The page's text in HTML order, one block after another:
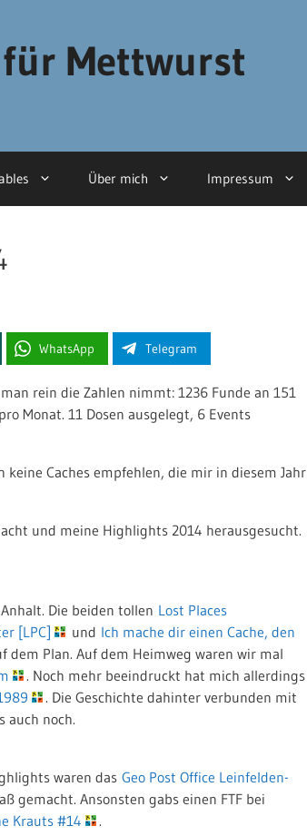
Mettwurst
Über mich Impressum
WhatsApp Telegram
rein die Zahlen nimmt: 1236 Funde an 151
Monat. 11 Dosen ausgelegt, 6 Events
Caches empfehlen, die mir in diesem Jahr
und meine Highlights 2014 herausgesucht.
Die beiden tollen Lost Places
[LPC]
und Ich mache dir einen Cache, den
dem Plan. Auf dem Heimweg waren wir mal
. Noch mehr beeindruckt hat mich allerdings
. Die Geschichte dahinter verbunden mit
auch noch.
waren das Geo Post Office Leinfelden-
gemacht. Ansonsten gabs einen FTF bei
Krauts #14
.